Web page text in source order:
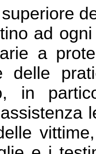
superiore
ad
a
delle
in